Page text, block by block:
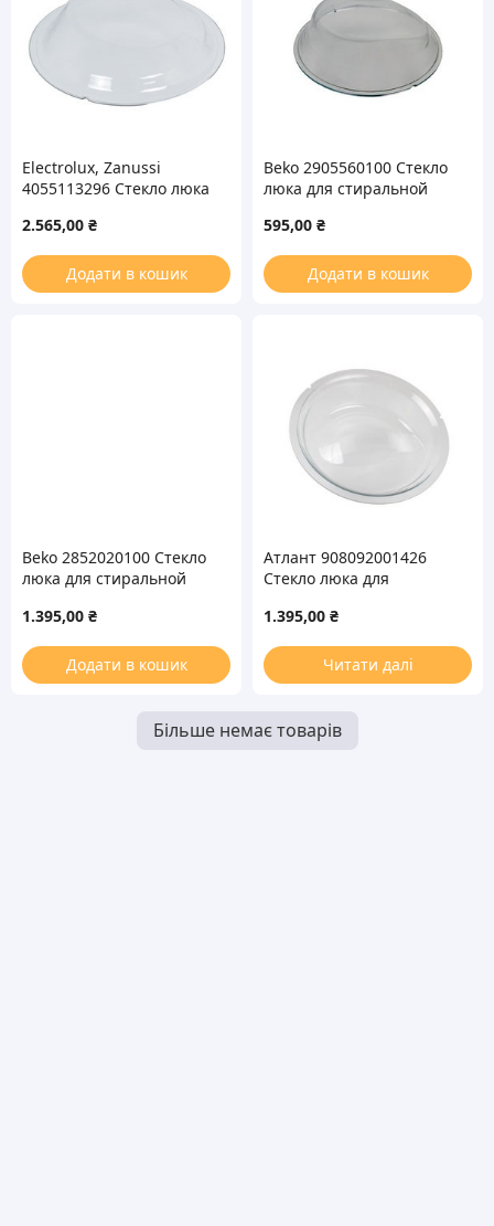
Electrolux, Zanussi
4055113296 Стекло люка
2.565,00 ₴
Додати в кошик
Beko 2905560100 Стекло
люка для стиральной
595,00 ₴
Додати в кошик
Beko 2852020100 Стекло
люка для стиральной
1.395,00 ₴
Додати в кошик
Атлант 908092001426
Стекло люка для
1.395,00 ₴
Читати далі
Більше немає товарів